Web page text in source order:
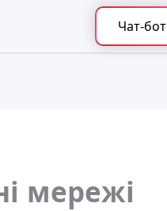
Чат-бот
мережі